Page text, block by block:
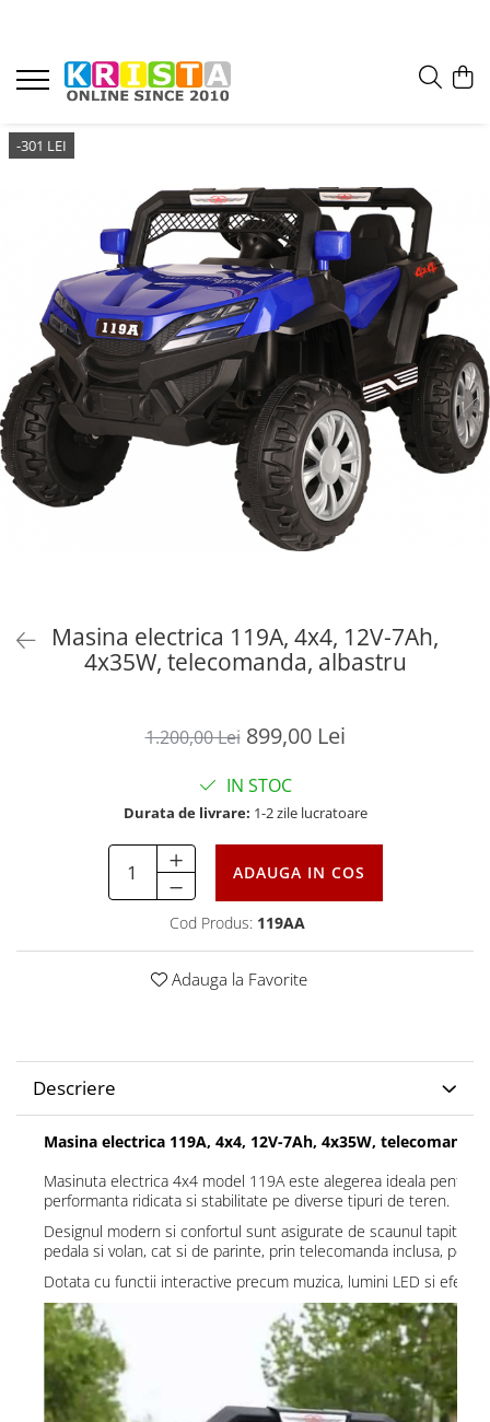
-301 LEI
Masina electrica 119A, 4x4, 12V-7Ah,
4x35W, telecomanda, albastru
1.200,00 Lei 899,00 Lei
IN STOC
Durata de livrare: 1-2 zile lucratoare
ADAUGA IN COS
Cod Produs: 119AA
Adauga la Favorite
Descriere
Masina electrica 119A, 4x4, 12V-7Ah, 4x35W,
Masinuta electrica 4x4 model 119A este alegerea ideala pentru
performanta ridicata si stabilitate pe diverse tipuri de teren.
Designul modern si confortul sunt asigurate de scaunul tapitat
pedala si volan, cat si de parinte, prin telecomanda inclusa,
Dotata cu functii interactive precum muzica, lumini LED si